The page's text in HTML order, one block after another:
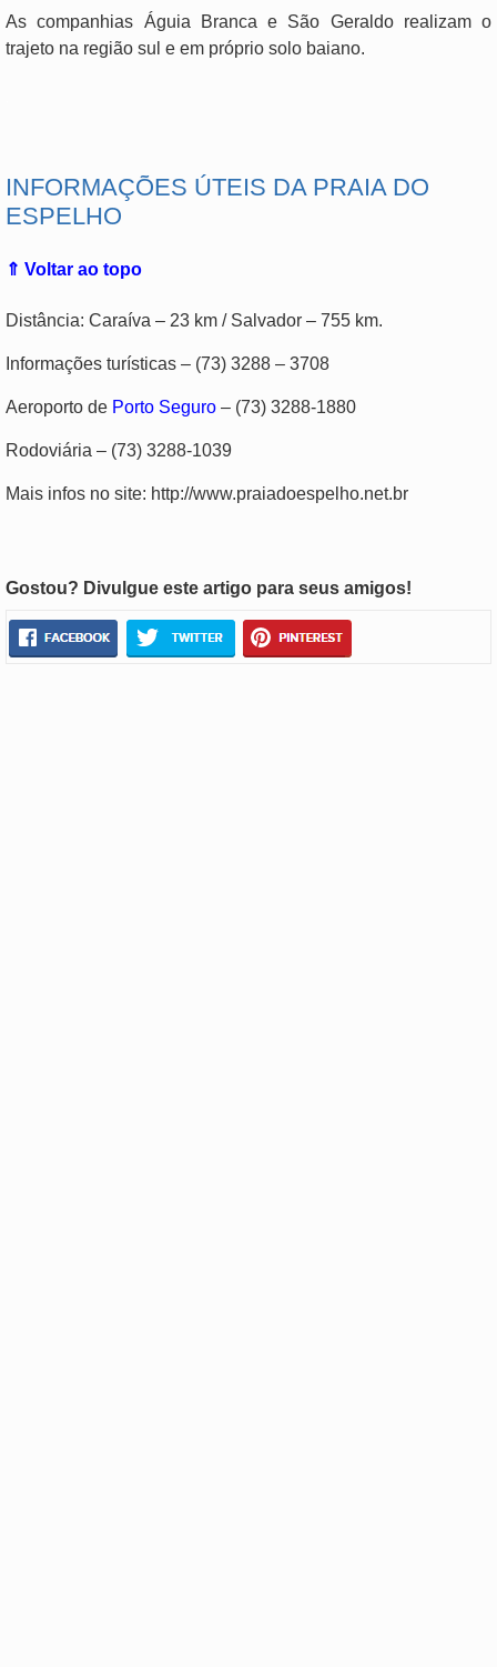
As companhias Águia Branca e São Geraldo realizam o
trajeto na região sul e em próprio solo baiano.
INFORMAÇÕES ÚTEIS DA PRAIA DO
ESPELHO
⇑ Voltar ao topo
Distância: Caraíva – 23 km / Salvador – 755 km.
Informações turísticas – (73) 3288 – 3708
Aeroporto de Porto Seguro – (73) 3288-1880
Rodoviária – (73) 3288-1039
Mais infos no site: http://www.praiadoespelho.net.br
Gostou? Divulgue este artigo para seus amigos!